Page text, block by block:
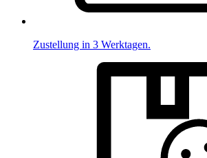
Zustellung in 3 Werktagen.